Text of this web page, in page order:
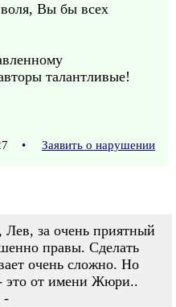
Вы бы всех
талантливые!
• Заявить о нарушении
за очень приятный
правы. Сделать
очень сложно. Но
это от имени Жюри..
-